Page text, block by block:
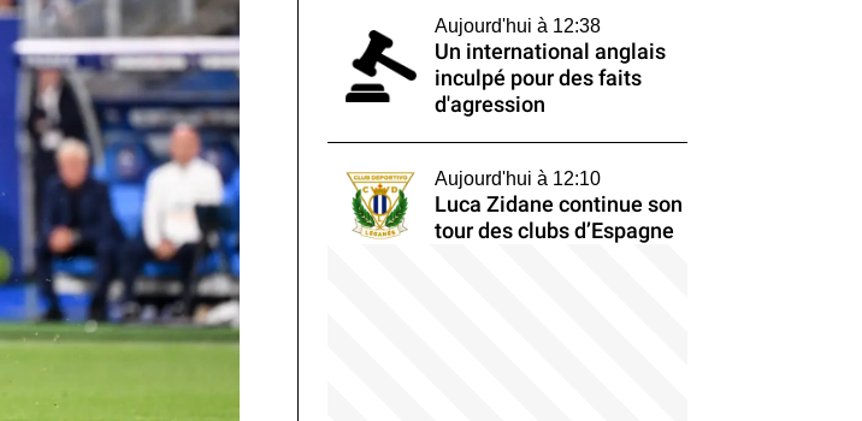
Aujourd'hui à 12:38
Un international anglais
inculpé pour des faits
d'agression
Aujourd'hui à 12:10
Luca Zidane continue son
tour des clubs d’Espagne